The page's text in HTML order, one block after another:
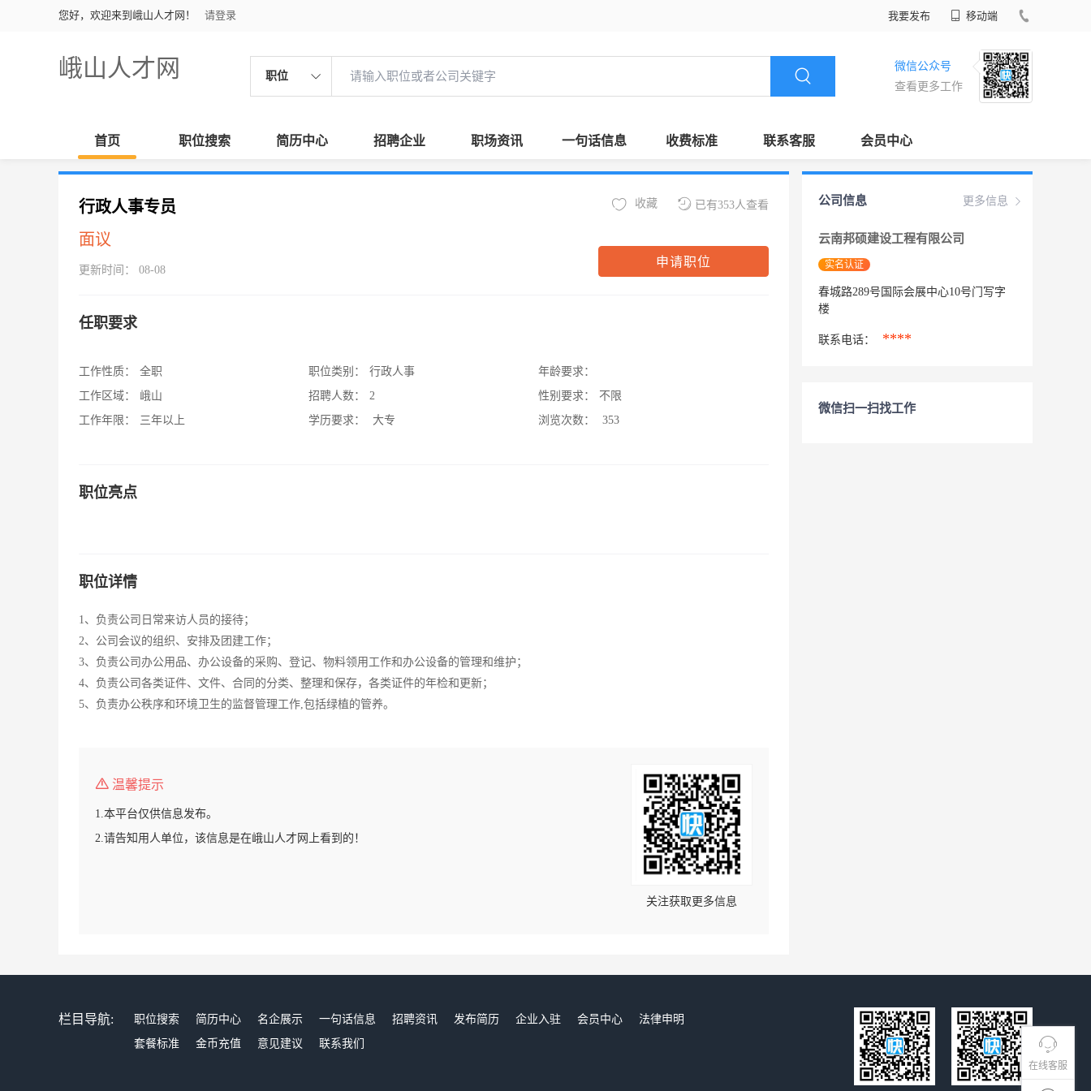
您好，欢迎来到峨山人才网！ 请登录 我要发布 移动端
峨山人才网 职位
微信公众号
查看更多工作
首页 职位搜索 简历中心 招聘企业 职场资讯 一句话信息 收费标准 联系客服 会员中心
在线客服
行政人事专员
面议
更新时间： 08-08
已有353人查看
收藏
申请职位
任职要求
工作性质：
全职
工作区域：
峨山
工作年限：
三年以上
职位类别：
行政人事
招聘人数：
2
学历要求：
大专
年龄要求：
性别要求：
不限
浏览次数：
353
职位亮点
职位详情
1、负责公司日常来访人员的接待；
2、公司会议的组织、安排及团建工作；
3、负责公司办公用品、办公设备的采购、登记、物料领用工作和办公设备的管理和维护；
4、负责公司各类证件、文件、合同的分类、整理和保存，各类证件的年检和更新；
5、负责办公秩序和环境卫生的监督管理工作,包括绿植的管养。
温馨提示
1.本平台仅供信息发布。
2.请告知用人单位，该信息是在峨山人才网上看到的！
关注获取更多信息
更多信息
公司信息
云南邦硕建设工程有限公司
实名认证
春城路289号国际会展中心10号门写字
楼
联系电话： ****
微信扫一扫找工作
栏目导航: 职位搜索 简历中心 名企展示 一句话信息 招聘资讯 发布简历 企业入驻 会员中心
法律申明
套餐标准
金币充值 意见建议 联系我们